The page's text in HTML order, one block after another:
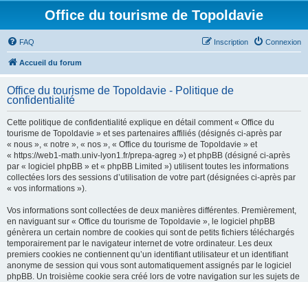
Office du tourisme de Topoldavie
FAQ Connexion
Inscription
Accueil du forum
Office du tourisme de Topoldavie - Politique de
confidentialité
Cette politique de confidentialité explique en détail comment « Office du
tourisme de Topoldavie » et ses partenaires affiliés (désignés ci-après par
« nous », « notre », « nos », « Office du tourisme de Topoldavie » et
« https://web1-math.univ-lyon1.fr/prepa-agreg ») et phpBB (désigné ci-après
par « logiciel phpBB » et « phpBB Limited ») utilisent toutes les informations
collectées lors des sessions d’utilisation de votre part (désignées ci-après par
« vos informations »).
Vos informations sont collectées de deux manières différentes. Premièrement,
en naviguant sur « Office du tourisme de Topoldavie », le logiciel phpBB
génèrera un certain nombre de cookies qui sont de petits fichiers téléchargés
temporairement par le navigateur internet de votre ordinateur. Les deux
premiers cookies ne contiennent qu’un identifiant utilisateur et un identifiant
anonyme de session qui vous sont automatiquement assignés par le logiciel
phpBB. Un troisième cookie sera créé lors de votre navigation sur les sujets de